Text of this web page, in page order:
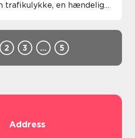
trafikulykke, en hændelig
2 3 … 5
Address